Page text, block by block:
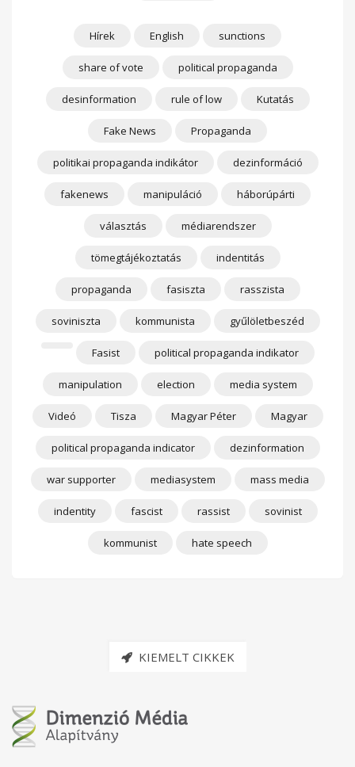
Hírek English sunctions
share of vote political propaganda
desinformation rule of low Kutatás
Fake News Propaganda
politikai propaganda indikátor dezinformáció
fakenews manipuláció háborúpárti
választás médiarendszer
tömegtájékoztatás indentitás
propaganda fasiszta rasszista
soviniszta kommunista gyűlöletbeszéd
Fasist political propaganda indikator
manipulation election media system
Videó Tisza Magyar Péter Magyar
political propaganda indicator dezinformation
war supporter mediasystem mass media
indentity fascist rassist sovinist
kommunist hate speech
KIEMELT CIKKEK